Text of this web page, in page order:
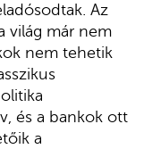
Az
világ már nem
nem tehetik
és a bankok ott
a